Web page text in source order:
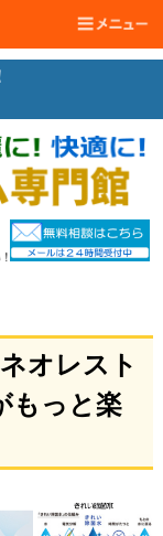
オレスト
もっと楽